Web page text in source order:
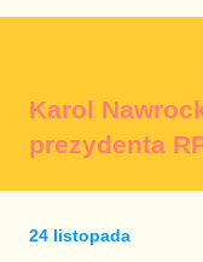
Karol
prezydenta
24 listopada